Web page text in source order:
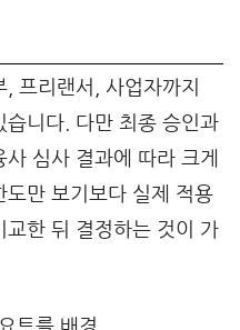
프리랜서, 사업자까지
습니다. 다만 최종 승인과
심사 결과에 따라 크게
도만 보기보다 실제 적용
한 뒤 결정하는 것이 가